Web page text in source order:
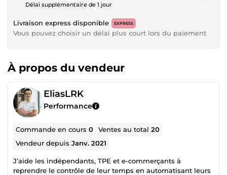
Délai supplémentaire de 1 jour
Livraison express disponible EXPRESS
Vous pouvez choisir un délai plus court lors du paiement
À propos du vendeur
EliasLRK
Performance
Commande en cours0 Ventes au total20
Vendeur depuisJanv. 2021
J’aide les indépendants, TPE et e-commerçants à
reprendre le contrôle de leur temps en automatisant leurs